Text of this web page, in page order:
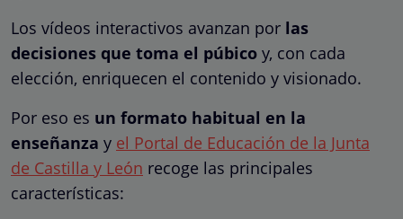
Los vídeos interactivos avanzan por las
decisiones que toma el púbico y, con cada
elección, enriquecen el contenido y visionado.
Por eso es un formato habitual en la
enseñanza y el Portal de Educación de la Junta
de Castilla y León recoge las principales
características: